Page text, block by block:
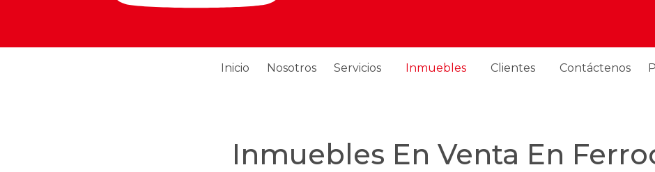
Inicio Nosotros Servicios Inmuebles Clientes Contáctenos
Inmuebles En Venta En